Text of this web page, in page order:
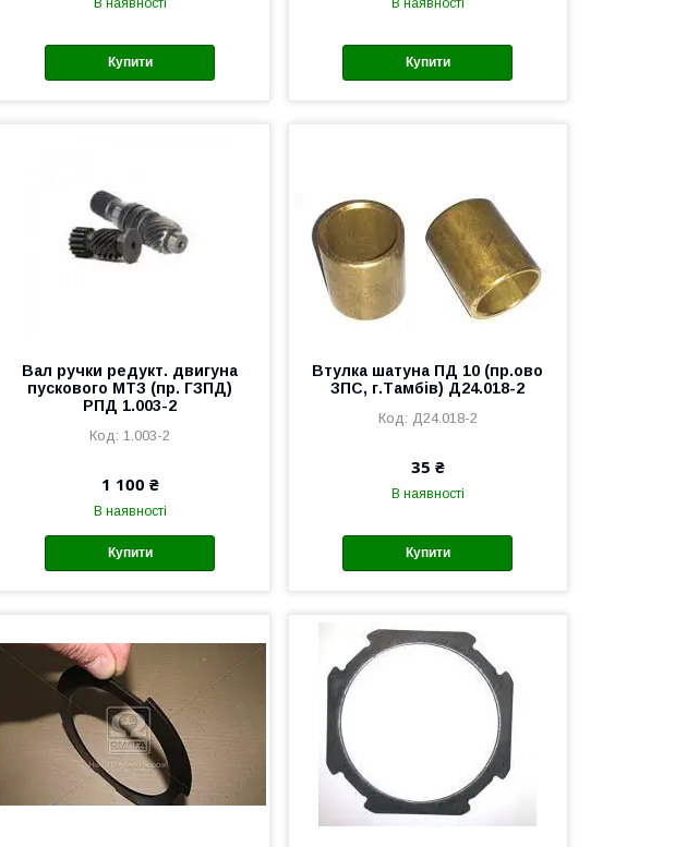
В наявності
Купити
В наявності
Купити
Вал ручки редукт. двигуна
пускового МТЗ (пр. ГЗПД)
РПД 1.003-2
1.003-2
1 100 ₴
В наявності
Купити
Втулка шатуна ПД 10 (пр.ово
ЗПС, г.Тамбів) Д24.018-2
Д24.018-2
35 ₴
В наявності
Купити